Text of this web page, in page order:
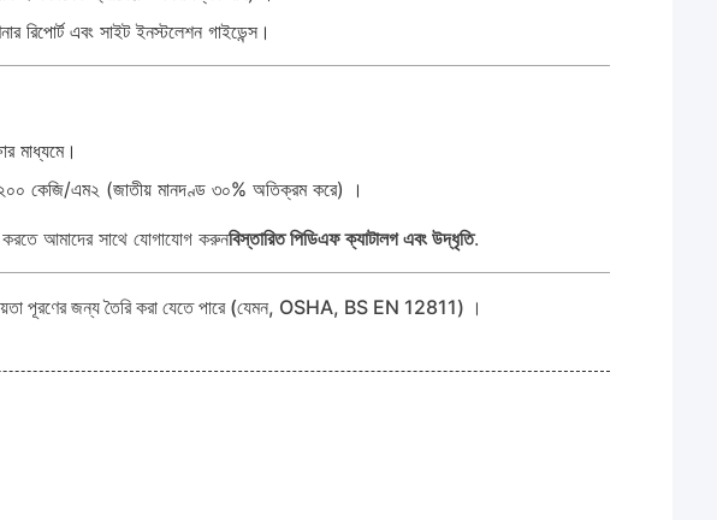
রিপোর্ট এবং সাইট ইনস্টলেশন গাইডেন্স।
মাধ্যমে।
২০০ কেজি/এম২ (জাতীয় মানদণ্ড ৩০% অতিক্রম করে) ।
আমাদের সাথে যোগাযোগ করুনবিস্তারিত পিডিএফ ক্যাটালগ এবং উদ্ধৃতি.
পূরণের জন্য তৈরি করা যেতে পারে (যেমন, OSHA, BS EN 12811) ।